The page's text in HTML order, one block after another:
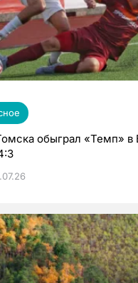
обыграл «Темп» в